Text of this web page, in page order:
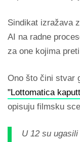
Sindikat izražava
AI na radne
za one kojima
Ono što čini stvar
"Lottomatica
opisuju filmsku
U 12 su